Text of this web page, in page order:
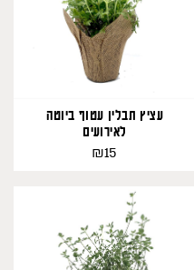
עציץ תבלין עטוף ביוטה
לאירועים
15
₪